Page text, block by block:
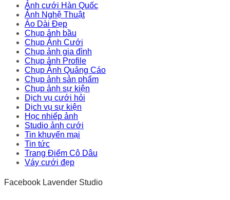
Ảnh cưới Hàn Quốc
Ảnh Nghệ Thuật
Áo Dài Đẹp
Chụp ảnh bầu
Chụp Ảnh Cưới
Chụp ảnh gia đình
Chụp ảnh Profile
Chụp Ảnh Quảng Cáo
Chụp ảnh sản phẩm
Chụp ảnh sự kiện
Dịch vụ cưới hỏi
Dịch vụ sự kiện
Học nhiếp ảnh
Studio ảnh cưới
Tin khuyến mại
Tin tức
Trang Điểm Cô Dâu
Váy cưới đẹp
Facebook Lavender Studio